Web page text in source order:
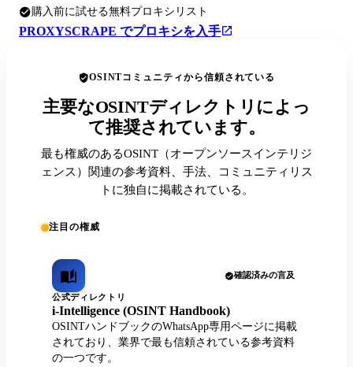
購入前に試せる無料プロキシリスト
PROXYSCRAPE でプロキシを入手
OSINTコミュニティから信頼されている
主要なOSINTディレクトリによっ
て推奨されています。
最も権威のあるOSINT（オープンソースインテリジ
ェンス）関連の参考資料、手法、コミュニティリス
トに独自に掲載されている。
注目の権威
確認済みの言及
公式ディレクトリ
i-Intelligence (OSINT Handbook)
OSINTハンドブックのWhatsApp専用ページに掲載
されており、業界で最も信頼されている参考資料
の一つです。